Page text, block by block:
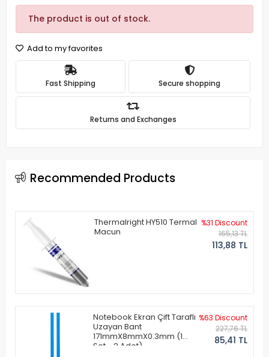
The product is out of stock.
Add to my favorites
Fast Shipping Secure shopping
Returns and Exchanges
Recommended Products
Thermalright HY510 Termal
Macun
%31 Discount
165,13 TL
113,88 TL
Notebook Ekran Çift Taraflı
Uzayan Bant
171mmX8mmX0.3mm (1
Set - 2 Adet)
%63 Discount
227,76 TL
85,41 TL